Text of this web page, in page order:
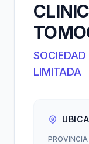
SOCIEDAD
LIMITADA
PROVINCIA